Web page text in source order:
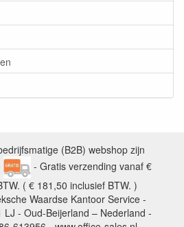
(B2B) webshop zijn
- Gratis verzending vanaf €
( € 181,50 inclusief BTW. )
Waardse Kantoor Service -
LJ - Oud-Beijerland – Nederland -